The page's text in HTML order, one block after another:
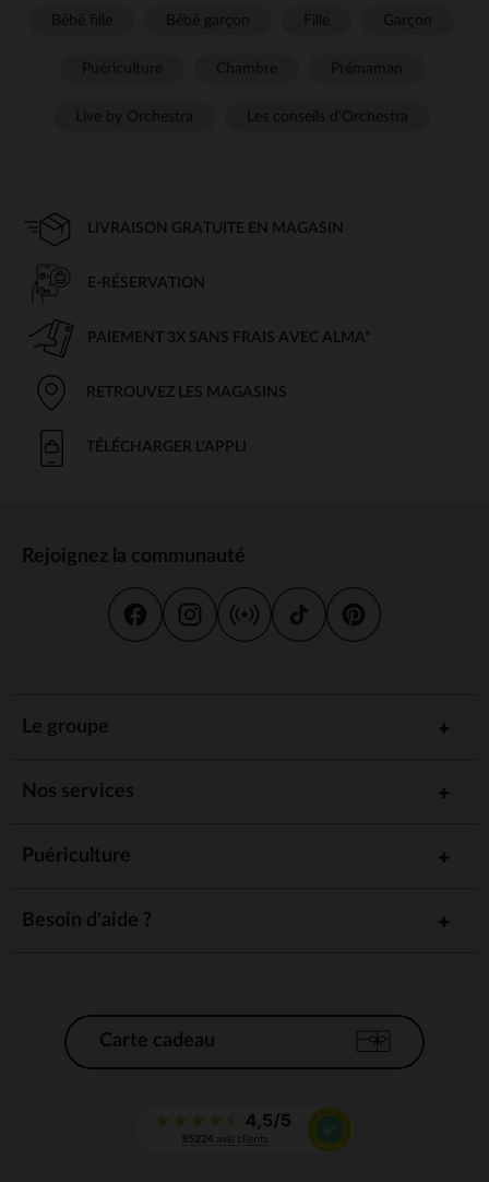
LIVRAISON GRATUITE EN MAGASIN
E-RÉSERVATION
PAIEMENT 3X SANS FRAIS AVEC ALMA*
RETROUVEZ LES MAGASINS
TÉLÉCHARGER L'APPLI
Rejoignez la communauté
Le groupe
Nos services
Puériculture
Besoin d'aide ?
Carte cadeau